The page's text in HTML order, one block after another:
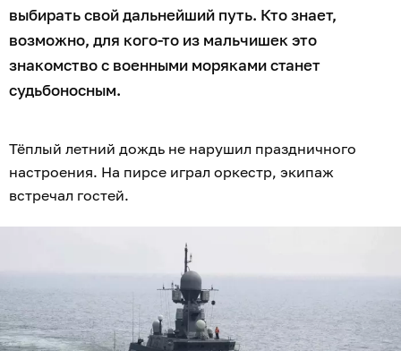
выбирать свой дальнейший путь. Кто знает,
возможно, для кого-то из мальчишек это
знакомство с военными моряками станет
судьбоносным.
Тёплый летний дождь не нарушил праздничного
настроения. На пирсе играл оркестр, экипаж
встречал гостей.